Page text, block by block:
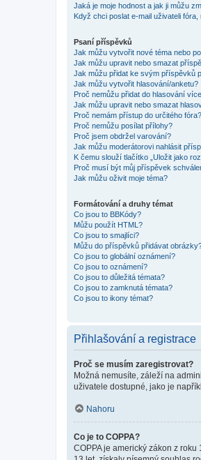
Jaká je moje hodnost a jak ji můžu
Když chci poslat e-mail uživateli
Psaní příspěvků
Jak můžu vytvořit nové téma nebo
Jak můžu upravit nebo smazat
Jak můžu přidat ke svým příspěvků
Jak můžu vytvořit hlasování/anketu?
Proč nemůžu přidat do hlasování
Jak můžu upravit nebo smazat
Proč nemám přístup do určitého fóra?
Proč nemůžu posílat přílohy?
Proč jsem obdržel varování?
Jak můžu moderátorovi nahlásit
K čemu slouží tlačítko „Uložit jako
Proč musí být můj příspěvek
Jak můžu oživit moje téma?
Formátování a druhy témat
Co jsou to BBKódy?
Můžu použít HTML?
Co jsou to smajlíci?
Můžu do příspěvků přidávat
Co jsou to globální oznámení?
Co jsou to oznámení?
Co jsou to důležitá témata?
Co jsou to zamknutá témata?
Co jsou to ikony témat?
Přihlašování a registrace
Proč se musím zaregistrovat?
Možná nemusíte, záleží na
uživatele dostupné, jako je
Nahoru
Co je to COPPA?
COPPA je americký zákon z